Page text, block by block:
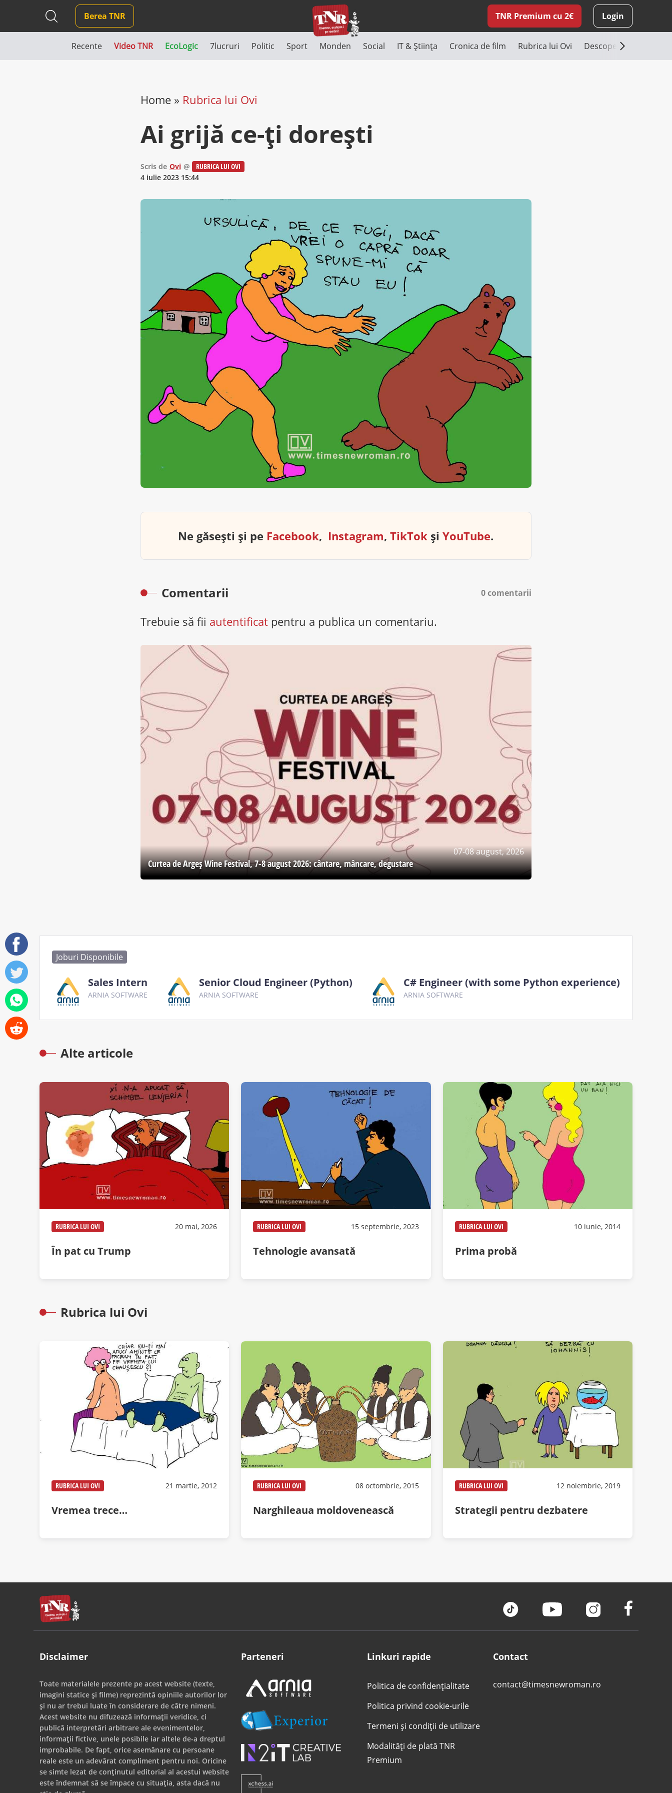
Berea TNR TNR Premium cu 2€ Login
Recente Video TNR EcoLogic 7lucruri Politic Sport Monden Social IT & Știința Cronica de film Rubrica lui Ovi Descoperă România
Home» Rubrica lui Ovi
Ai grijă ce-ți dorești
Scris de Ovi @
RUBRICA LUI OVI
4 iulie 2023 15:44
Ne găsești și pe Facebook, Instagram,TikTok șiYouTube.
Comentarii 0 comentarii
Trebuie să fii autentificatpentru a publica un comentariu.
07-08 august, 2026
Curtea de Argeş Wine Festival, 7-8 august 2026: cântare, mâncare, degustare
Joburi Disponibile
Sales Intern
ARNIA SOFTWARE
Senior Cloud Engineer (Python)
ARNIA SOFTWARE
C# Engineer (with some Python experience)
ARNIA SOFTWARE
Alte articole
RUBRICA LUI OVI 20 mai, 2026
În pat cu Trump
RUBRICA LUI OVI 15 septembrie, 2023
Tehnologie avansată
RUBRICA LUI OVI 10 iunie, 2014
Prima probă
Rubrica lui Ovi
RUBRICA LUI OVI 21 martie, 2012
Vremea trece…
RUBRICA LUI OVI 08 octombrie, 2015
Narghileaua moldovenească
RUBRICA LUI OVI 12 noiembrie, 2019
Strategii pentru dezbatere
Disclaimer
Toate materialele prezente pe acest website (texte,
imagini statice și filme) reprezintă opiniile autorilor lor
și nu ar trebui luate în considerare de către nimeni.
Acest website nu difuzează informații veridice, ci
publică interpretări arbitrare ale evenimentelor,
informații fictive, unele posibile iar altele de-a dreptul
improbabile. De fapt, orice asemănare cu persoane
reale este un adevărat compliment pentru noi. Oricine
se simte lezat de conținutul editorial al acestui website
este îndemnat să se împace cu situația, asta dacă nu
Parteneri Linkuri rapide
Politica de confidențialitate
Politica privind cookie-urile
Termeni și condiții de utilizare
Modalități de plată TNR
Premium
Contact
contact@timesnewroman.ro